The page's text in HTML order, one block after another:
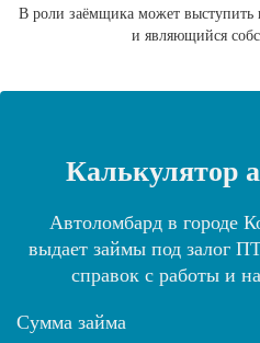
В роли заёмщика может выступить
и являющийся
Калькулятор
Автоломбард в городе
выдает займы под залог
справок с работы и
Сумма займа